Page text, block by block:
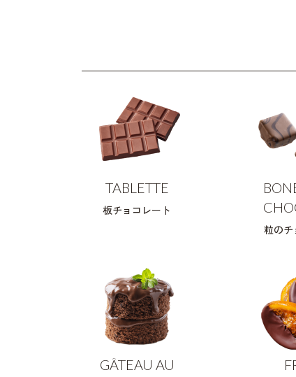
TABLETTE
板チョコレート
粒のチ
GÂTEAU AU